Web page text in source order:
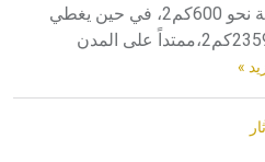
غرينتش. وتشغل المدينة مساحة نحو 600كم2، في حين يغطي
إقليم العاصمة الاسترالية نحو 2359كم2،ممتداً على المدن
»